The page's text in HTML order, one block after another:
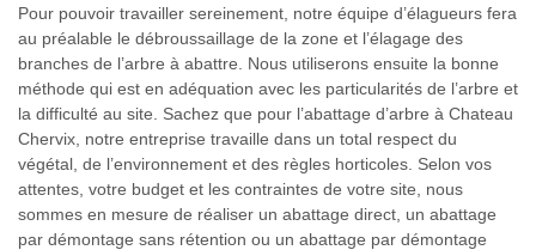
Pour pouvoir travailler sereinement, notre équipe d’élagueurs fera
au préalable le débroussaillage de la zone et l’élagage des
branches de l’arbre à abattre. Nous utiliserons ensuite la bonne
méthode qui est en adéquation avec les particularités de l’arbre et
la difficulté au site. Sachez que pour l’abattage d’arbre à Chateau
Chervix, notre entreprise travaille dans un total respect du
végétal, de l’environnement et des règles horticoles. Selon vos
attentes, votre budget et les contraintes de votre site, nous
sommes en mesure de réaliser un abattage direct, un abattage
par démontage sans rétention ou un abattage par démontage